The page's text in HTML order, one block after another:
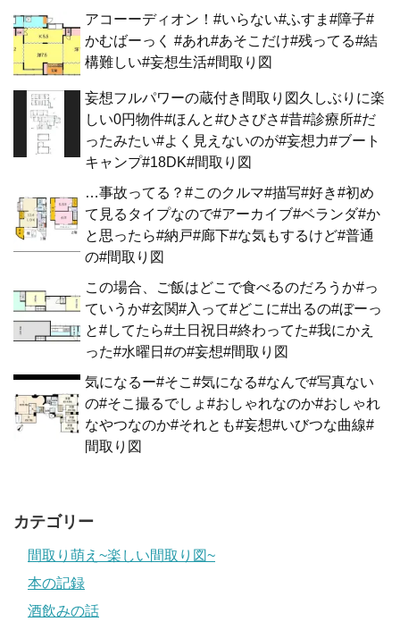
アコーーディオン！#いらない#ふすま#障子#
かむばーっく #あれ#あそこだけ#残ってる#結
構難しい#妄想生活#間取り図
妄想フルパワーの蔵付き間取り図久しぶりに楽
しい0円物件#ほんと#ひさびさ#昔#診療所#だ
ったみたい#よく見えないのが#妄想力#ブート
キャンプ#18DK#間取り図
…事故ってる？#このクルマ#描写#好き#初め
て見るタイプなので#アーカイブ#ベランダ#か
と思ったら#納戸#廊下#な気もするけど#普通
の#間取り図
この場合、ご飯はどこで食べるのだろうか#っ
ていうか#玄関#入って#どこに#出るの#ぼーっ
と#してたら#土日祝日#終わってた#我にかえ
った#水曜日#の#妄想#間取り図
気になるー#そこ#気になる#なんで#写真ない
の#そこ撮るでしょ#おしゃれなのか#おしゃれ
なやつなのか#それとも#妄想#いびつな曲線#
間取り図
カテゴリー
間取り萌え~楽しい間取り図~
本の記録
酒飲みの話